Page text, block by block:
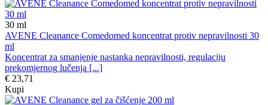
30 ml
AVENE Cleanance Comedomed koncentrat protiv nepravilnosti 30
ml
Koncentrat za smanjenje nastanka nepravilnosti, regulaciju
prekomjernog lučenja [...]
€ 23,71
Kupi